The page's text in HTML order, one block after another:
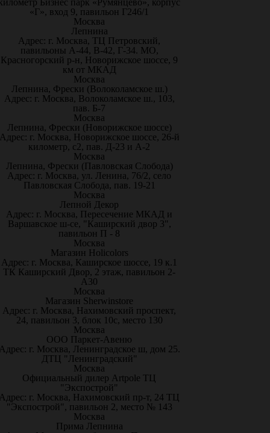
«Г», вход 9, павильон Г246/1
Москва
Лепнина
Адрес: г. Москва, ТЦ Петровский,
павильоны А-44, В-42, Г-34. МО,
Красногорский р-н, Новорижское шоссе, 9
км от МКАД
Москва
Лепнина, Фрески (Волоколамское ш.)
Адрес: г. Москва, Волоколамское ш., 103,
пав. Б-7
Москва
Лепнина, Фрески (Новорижское шоссе)
г. Москва, Новорижское шоссе, 26-й
километр, с2, пав. Д-23 и А-2
Москва
Лепнина, Фрески (Павловская Слобода)
Адрес: г. Москва, ул. Ленина, 76/2, село
Павловская Слобода, пав. 19-21
Москва
Лепной Декор
Адрес: г. Москва, Пересечение МКАД и
Варшавское ш-се, "Каширский двор 3",
павильон П - 8
Москва
Магазин Holicolors
Адрес: г. Москва, Каширское шоссе, 19 к.1
ТК Каширский Двор, 2 этаж, павильон 2-
А30
Москва
Магазин Sherwinstore
Адрес: г. Москва, Нахимовский проспект,
24, павильон 3, блок 10с, место 130
Москва
ООО Паркет-Авeню
г. Москва, Ленинградское ш, дом 25.
ДТЦ "Ленинградский"
Москва
Официальный дилер Artpole ТЦ
"Экспострой"
г. Москва, Нахимовский пр-т, 24 ТЦ
"Экспострой", павильон 2, место № 143
Москва
Прима Лепнина